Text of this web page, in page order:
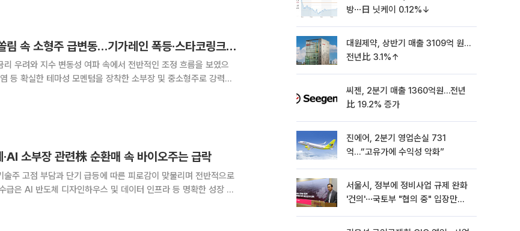
[베스트&워스트] 수급 쏠림 속 소형주 급변동…기가레인 폭등·스타코링크 폭락
우려와 지수 변동성 여파 속에서 전반적인 조정 흐름을 보였으
등 확실한 테마성 모멘텀을 장착한 소부장 및 중소형주로 강력한
대규모 패닉셀이 몰리며 대거 급
소부장 관련株 순환매 속 바이오주는 급락
술주 고점 부담과 단기 급등에 따른 피로감이 맞물리며 전반적으로
급은 AI 반도체 디자인하우스 및 데이터 인프라 등 명확한 성장 동
는 대규모 차익 실현 매물이
방⋯日 닛케이 0.12%↓
대원제약, 상반기 매출 3109억 원…
전년比 3.1%↑
씨젠, 2분기 매출 1360억원…전년
比 19.2% 증가
진에어, 2분기 영업손실 731
억…“고유가에 수익성 악화”
서울시, 정부에 정비사업 규제 완화
'건의'⋯국토부 "협의 중" 입장만